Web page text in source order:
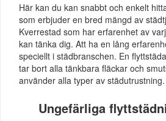
Här kan du kan snabbt och enkelt
som erbjuder en bred mängd av
Kverrestad som har erfarenhet av
kan tänka dig. Att ha en lång
speciellt i städbranschen. En
tar bort alla tänkbara fläckar och
använder alla typer av städutrustning.
Ungefärliga